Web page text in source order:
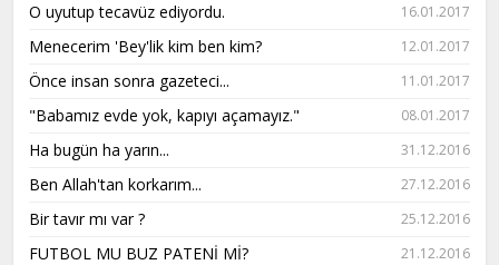
O uyutup tecavüz ediyordu. 16.01.2017
Menecerim 'Bey'lik kim ben kim? 12.01.2017
Önce insan sonra gazeteci... 11.01.2017
"Babamız evde yok, kapıyı açamayız." 08.01.2017
Ha bugün ha yarın... 31.12.2016
Ben Allah'tan korkarım... 27.12.2016
Bir tavır mı var ? 25.12.2016
FUTBOL MU BUZ PATENİ Mİ? 21.12.2016